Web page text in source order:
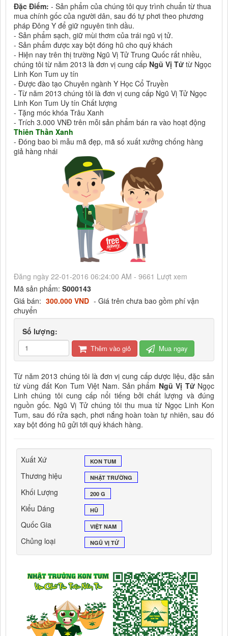
Đặc Điểm: - Sản phẩm của chúng tôi quy trình chuẩn từ thua
mua chính gốc của người dân, sau đó tự phơi theo phương
pháp Đông Y để giữ nguyên tinh dầu.
- Sản phẩm sạch, giữ mùi thơm của trái ngũ vị tử.
- Sản phẩm được xay bột đóng hũ cho quý khách
- Hiện nay trên thị trường Ngũ Vị Tử Trung Quốc rất nhiều,
chúng tôi từ năm 2013 là đơn vị cung cấp Ngũ Vị Tử từ Ngọc
Linh Kon Tum uy tín
- Được đào tạo Chuyên ngành Y Học Cổ Truyền
- Từ năm 2013 chúng tôi là đơn vị cung cấp Ngũ Vị Tử Ngọc
Linh Kon Tum Uy tín Chất lượng
- Tặng móc khóa Trâu Xanh
- Trích 3.000 VNĐ trên mỗi sản phẩm bán ra vào hoạt động
Thiên Thần Xanh
- Đóng bao bì mẫu mã đẹp, mã số xuất xưởng chống hàng
giả hàng nhái
Đăng ngày 22-01-2016 06:24:00 AM - 9661 Lượt xem
Mã sản phẩm: S000143
Giá bán: 300.000 VND - Giá trên chưa bao gồm phí vận
chuyển
Số lượng:
Thêm vào giỏ Mua ngay
Từ năm 2013 chúng tôi là đơn vị cung cấp dược liệu, đặc sản
từ vùng đất Kon Tum Việt Nam. Sản phẩm Ngũ Vị TửNgọc
Linh chúng tôi cung cấp nổi tiếng bởi chất lượng và đúng
nguồn gốc. Ngũ Vị Tử chúng tôi thu mua từ Ngọc Linh Kon
Tum, sau đó rửa sạch, phơi nắng hoàn toàn tự nhiên, sau đó
xay bột đóng hũ gửi tới quý khách hàng.
Xuất Xứ KON TUM
Thương hiệu NHẬT TRƯỜNG
Khối Lượng 200 G
Kiểu Dáng HŨ
Quốc Gia VIỆT NAM
Chủng loại NGŨ VỊ TỬ